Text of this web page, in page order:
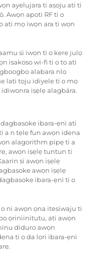
ayelujara ti aṣoju ati ti
Awọn apoti RF ti o
ati mọ iwọn ara ti wọn
si iwọn ti o kere julọ
isakoso wi-fi ti o to ati
alabara nlo
lati tọju idiyele ti o mọ
iṣẹlẹ alagbára.
ibara-ẹnì ati
a n tẹle fun awọn idena
alagorithm pipẹ ti a
awọn iṣẹlẹ tuntun ti
si awọn iṣẹlẹ
awọn iṣẹlẹ
ibara-ẹnì ti o
ni awọn ọna itesiwaju ti
ọriniinitutu, ati awọn
diduro awọn
ti o da lori ibara-ẹnì